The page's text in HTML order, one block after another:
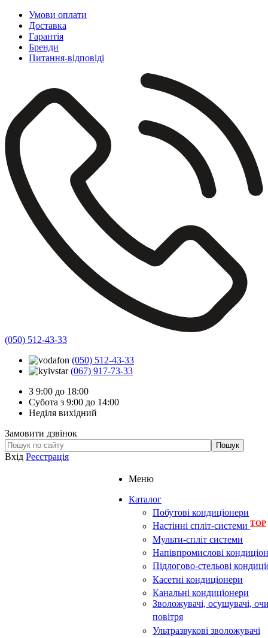
Умови оплати
Доставка
Гарантія
Бренди
Питання-відповіді
(050) 512-43-33
(050) 512-43-33
(067) 917-73-33
З 9:00 до 18:00
Субота з 9:00 до 14:00
Неділя вихідний
Замовити дзвінок
Вхід Реєстрація
Меню
Каталог
Побутові кондиціонери
Настінні спліт-системи TOP
Мульти-спліт системи
Напівпромислові
Підлогово-стельові
Касетні кондиціонери
Канальні кондиціонери
Зволожувачі, осушувачі,
повітря
Ультразвукові зволожувачі